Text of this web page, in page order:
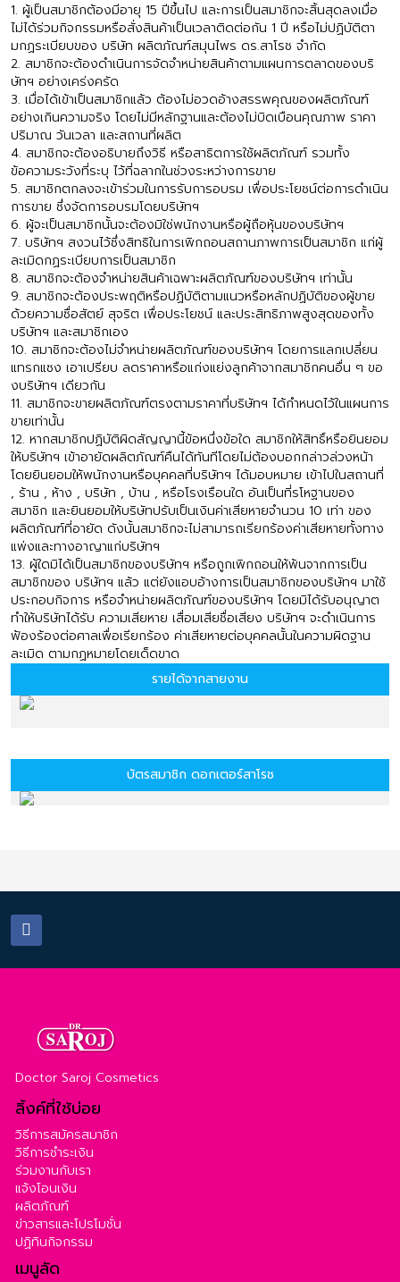
1. ผู้เป็นสมาชิกต้องมีอายุ 15 ปีขึ้นไป และการเป็นสมาชิกจะสิ้นสุดลงเมื่อ
ไม่ได้ร่วมกิจกรรมหรือสั่งสินค้าเป็นเวลาติดต่อกัน 1 ปี หรือไม่ปฏิบัติตา
มกฏระเบียบของ บริษัท ผลิตภัณฑ์สมุนไพร ดร.สาโรช จำกัด
2. สมาชิกจะต้องดำเนินการจัดจำหน่ายสินค้าตามแผนการตลาดของบริ
ษัทฯ อย่างเคร่งครัด
3. เมื่อได้เข้าเป็นสมาชิกแล้ว ต้องไม่อวดอ้างสรรพคุณของผลิตภัณฑ์
อย่างเกินความจริง โดยไม่มีหลักฐานและต้องไม่บิดเบือนคุณภาพ ราคา
ปริมาณ วันเวลา และสถานที่ผลิต
4. สมาชิกจะต้องอธิบายถึงวิธี หรือสาธิตการใช้ผลิตภัณฑ์ รวมทั้ง
ข้อความระวังที่ระบุ ไว้ที่ฉลากในช่วงระหว่างการขาย
5. สมาชิกตกลงจะเข้าร่วมในการรับการอบรม เพื่อประโยชน์ต่อการดำเนิน
การขาย ซึ่งจัดการอบรมโดยบริษัทฯ
6. ผู้จะเป็นสมาชิกนั้นจะต้องมิใช่พนักงานหรือผู้ถือหุ้นของบริษัทฯ
7. บริษัทฯ สงวนไว้ซึ่งสิทธิในการเพิกถอนสถานภาพการเป็นสมาชิก แก่ผู้
ละเมิดกฏระเบียบการเป็นสมาชิก
8. สมาชิกจะต้องจำหน่ายสินค้าเฉพาะผลิตภัณฑ์ของบริษัทฯ เท่านั้น
9. สมาชิกจะต้องประพฤติหรือปฏิบัติตามแนวหรือหลักปฏิบัติของผู้ขาย
ด้วยความซื่อสัตย์ สุจริต เพื่อประโยชน์ และประสิทธิภาพสูงสุดของทั้ง
บริษัทฯ และสมาชิกเอง
10. สมาชิกจะต้องไม่จำหน่ายผลิตภัณฑ์ของบริษัทฯ โดยการแลกเปลี่ยน
แทรกแซง เอาเปรียบ ลดราคาหรือแก่งแย่งลูกค้าจากสมาชิกคนอื่น ๆ ขอ
งบริษัทฯ เดียวกัน
11. สมาชิกจะขายผลิตภัณฑ์ตรงตามราคาที่บริษัทฯ ได้กำหนดไว้ในแผนการ
ขายเท่านั้น
12. หากสมาชิกปฏิบัติผิดสัญญานี้ข้อหนึ่งข้อใด สมาชิกให้สิทธิ์หรือยินยอม
ให้บริษัทฯ เข้าอายัดผลิตภัณฑ์คืนได้ทันทีโดยไม่ต้องบอกกล่าวล่วงหน้า
โดยยินยอมให้พนักงานหรือบุคคลที่บริษัทฯ ได้มอบหมาย เข้าไปในสถานที่
, ร้าน , ห้าง , บริษัท , บ้าน , หรือโรงเรือนใด อันเป็นที่รโหฐานของ
สมาชิก และยินยอมให้บริษัทปรับเป็นเงินค่าเสียหายจำนวน 10 เท่า ของ
ผลิตภัณฑ์ที่อายัด ดังนั้นสมาชิกจะไม่สามารถเรียกร้องค่าเสียหายทั้งทาง
แพ่งและทางอาญาแก่บริษัทฯ
13. ผู้ใดมิได้เป็นสมาชิกของบริษัทฯ หรือถูกเพิกถอนให้พ้นจากการเป็น
สมาชิกของ บริษัทฯ แล้ว แต่ยังแอบอ้างการเป็นสมาชิกของบริษัทฯ มาใช้
ประกอบกิจการ หรือจำหน่ายผลิตภัณฑ์ของบริษัทฯ โดยมิได้รับอนุญาต
ทำให้บริษัทได้รับ ความเสียหาย เสื่อมเสียชื่อเสียง บริษัทฯ จะดำเนินการ
ฟ้องร้องต่อศาลเพื่อเรียกร้อง ค่าเสียหายต่อบุคคลนั้นในความผิดฐาน
ละเมิด ตามกฏหมายโดยเด็ดขาด
รายได้จากสายงาน
บัตรสมาชิก ดอกเตอร์สาโรช
Doctor Saroj Cosmetics
ลิ้งค์ที่ใช้บ่อย
วิธีการสมัครสมาชิก
วิธีการชำระเงิน
ร่วมงานกับเรา
แจ้งโอนเงิน
ผลิตภัณฑ์
ข่าวสารและโปรโมชั่น
ปฏิทินกิจกรรม
เมนูลัด